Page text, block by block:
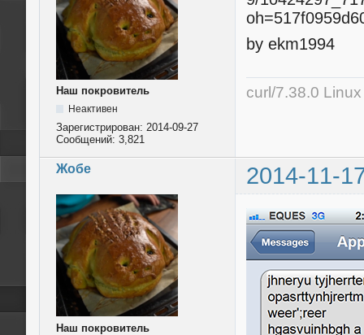
Наш покровитель
Неактивен
Зарегистрирован: 2014-09-27
Сообщений: 3,821
by ekm1994
curl/7.38.0
Жобе 2014-11-
Наш покровитель